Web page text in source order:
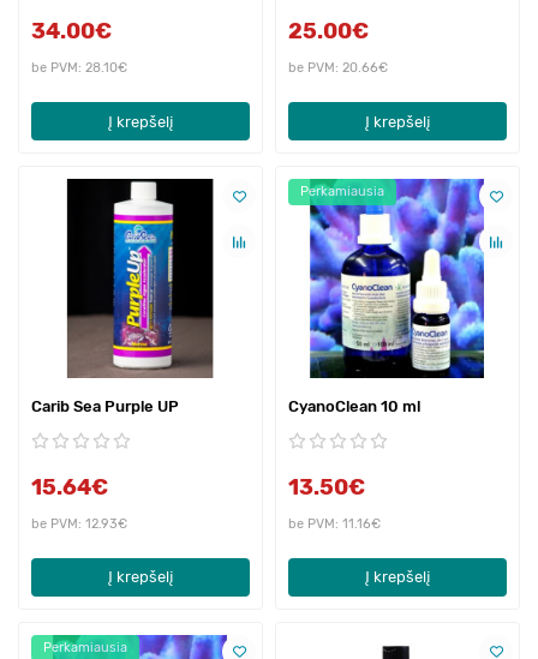
34.00€
be PVM: 28.10€
Į krepšelį
25.00€
be PVM: 20.66€
Į krepšelį
Carib Sea Purple UP
15.64€
be PVM: 12.93€
Į krepšelį
Perkamiausia
CyanoClean 10 ml
13.50€
be PVM: 11.16€
Į krepšelį
Perkamiausia